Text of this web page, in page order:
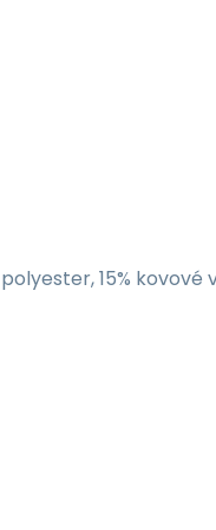
15% kovové